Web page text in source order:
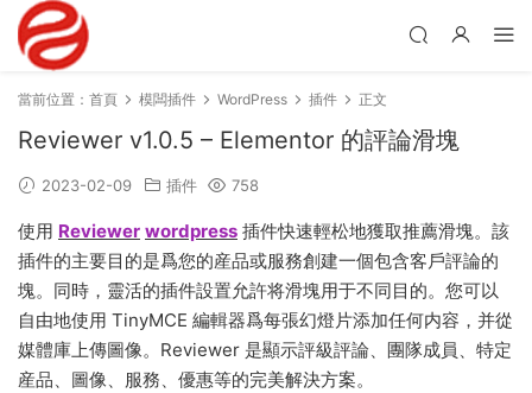
當前位置： 首頁 模闆插件 WordPress 插件 正文
Reviewer v1.0.5 – Elementor 的評論滑塊
2023-02-09 插件 758
使用 Reviewer wordpress 插件快速輕松地獲取推薦滑塊。該
插件的主要目的是爲您的産品或服務創建一個包含客戶評論的
塊。同時，靈活的插件設置允許将滑塊用于不同目的。您可以
自由地使用 TinyMCE 編輯器爲每張幻燈片添加任何内容，并從
媒體庫上傳圖像。Reviewer 是顯示評級評論、團隊成員、特定
産品、圖像、服務、優惠等的完美解決方案。